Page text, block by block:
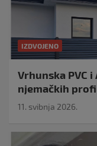
IZDVOJENO
Vrhunska PVC
njemačkih
11. svibnja 2026.